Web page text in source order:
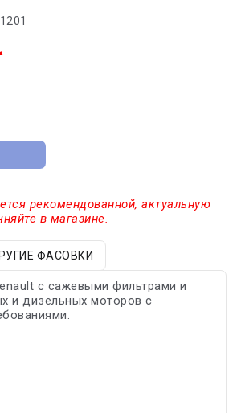
рекомендованной, актуальную
в магазине.
ФАСОВКИ
с сажевыми фильтрами и
и дизельных моторов с